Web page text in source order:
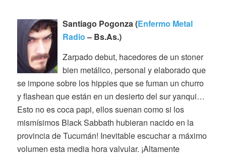
Santiago Pogonza (Enfermo Metal
Radio– Bs.As.)
Zarpado debut, hacedores de un stoner
bien metálico, personal y elaborado que
se impone sobre los hippies que se fuman un churro
y flashean que están en un desierto del sur yanqui…
Esto no es coca papi, ellos suenan como si los
mismísimos Black Sabbath hubieran nacido en la
provincia de Tucumán! Inevitable escuchar a máximo
volumen esta media hora valvular. ¡Altamente